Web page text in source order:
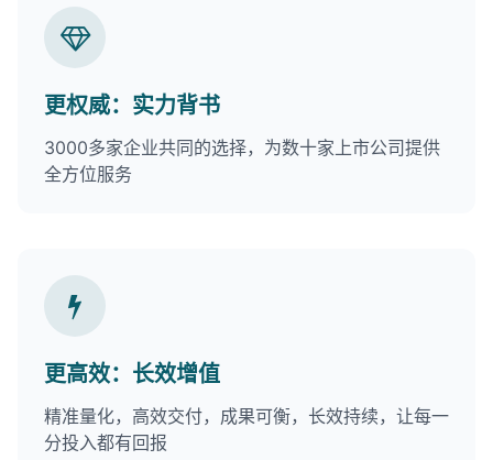
更权威：实力背书
3000多家企业共同的选择，为数十家上市公司提供
全方位服务
更高效：长效增值
精准量化，高效交付，成果可衡，长效持续，让每一
分投入都有回报